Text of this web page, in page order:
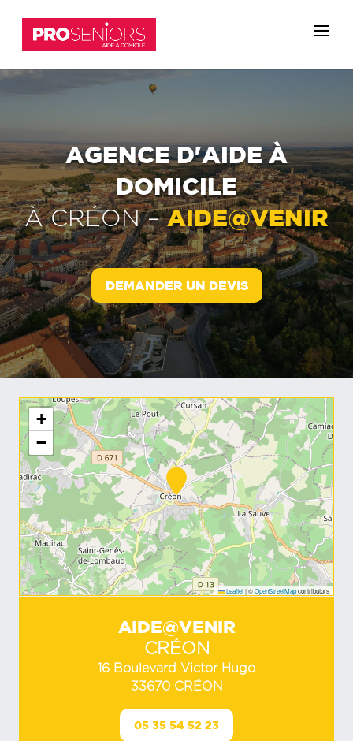
AGENCE D'AIDE À
DOMICILE
ÀCRÉON–AIDE@VENIR
DEMANDER UN DEVIS
+
−
Leaflet|©OpenStreetMapcontributors
AIDE@VENIR
CRÉON
16 Boulevard Victor Hugo
33670 CRÉON
05 35 54 52 23